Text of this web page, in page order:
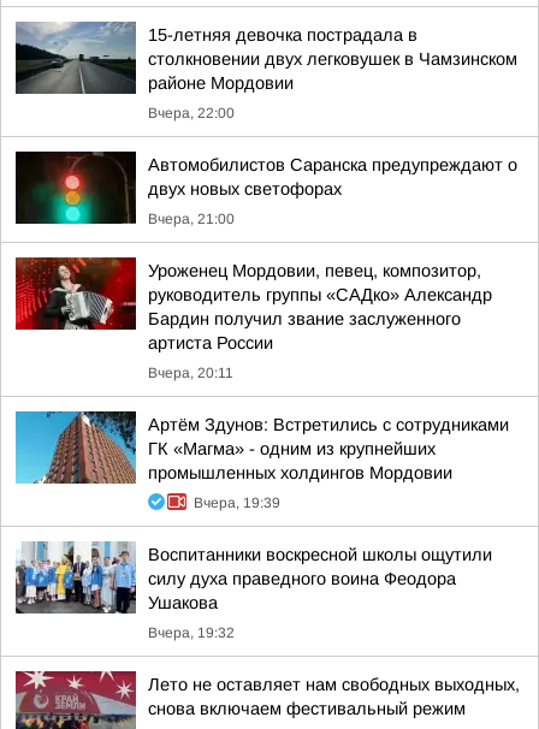
15-летняя девочка пострадала в
столкновении двух легковушек в Чамзинском
районе Мордовии
Вчера, 22:00
Автомобилистов Саранска предупреждают о
двух новых светофорах
Вчера, 21:00
Уроженец Мордовии, певец, композитор,
руководитель группы «САДко» Александр
Бардин получил звание заслуженного
артиста России
Вчера, 20:11
Артём Здунов: Встретились с сотрудниками
ГК «Магма» - одним из крупнейших
промышленных холдингов Мордовии
Вчера, 19:39
Воспитанники воскресной школы ощутили
силу духа праведного воина Феодора
Ушакова
Вчера, 19:32
Лето не оставляет нам свободных выходных,
снова включаем фестивальный режим